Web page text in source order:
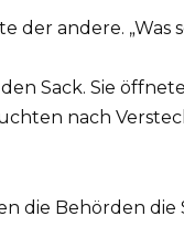
der andere.
Sack. Sie
nach
die Behörden die